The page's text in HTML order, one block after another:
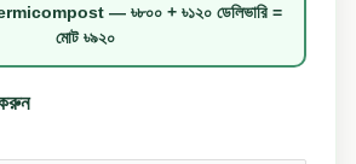
— ৳৮০০ + ৳১২০ ডেলিভারি =
মোট ৳৯২০